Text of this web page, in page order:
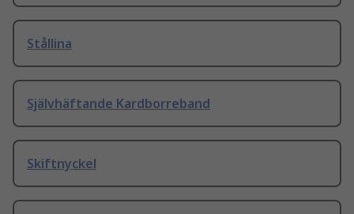
Stållina
Självhäftande Kardborreband
Skiftnyckel